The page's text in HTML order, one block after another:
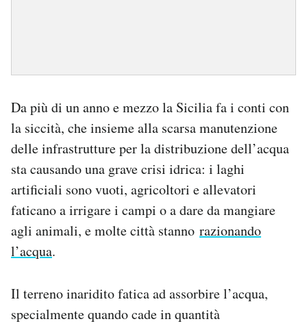
Da più di un anno e mezzo la Sicilia fa i conti con
la siccità, che insieme alla scarsa manutenzione
delle infrastrutture per la distribuzione dell’acqua
sta causando una grave crisi idrica: i laghi
artificiali sono vuoti, agricoltori e allevatori
faticano a irrigare i campi o a dare da mangiare
agli animali, e molte città stanno razionando
l’acqua.
Il terreno inaridito fatica ad assorbire l’acqua,
specialmente quando cade in quantità